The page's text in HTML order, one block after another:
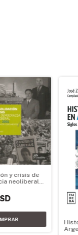
y crisis de
neoliberal